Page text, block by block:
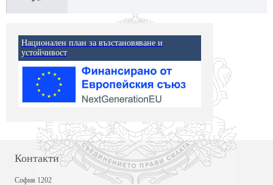
Национален план за възстановяване и
устойчивост
Контакти
София 1202